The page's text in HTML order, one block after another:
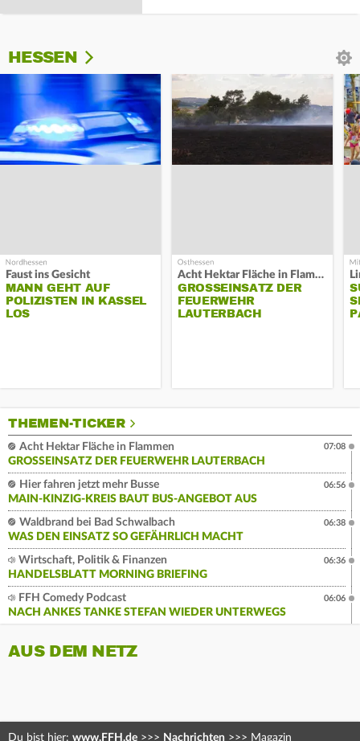
HESSEN
Faust ins Gesicht
MANN GEHT AUF
POLIZISTEN IN KASSEL
LOS
Acht Hektar Fläche in Flammen
GROSSEINSATZ DER F
EUERWEHR L
AUTERBACH
THEMEN-TICKER
Acht Hektar Fläche in Flammen
GROSSEINSATZ DER FEUERWEHR LAUTERBACH
07:08
Hier fahren jetzt mehr Busse
MAIN-KINZIG-KREIS BAUT BUS-ANGEBOT AUS
06:56
Waldbrand bei Bad Schwalbach
WAS DEN EINSATZ SO GEFÄHRLICH MACHT
06:38
Wirtschaft, Politik & Finanzen
HANDELSBLATT MORNING BRIEFING
06:36
FFH Comedy Podcast
NACH ANKES TANKE STEFAN WIEDER UNTERWEGS
06:06
AUS DEM NETZ
Du bist hier: www.FFH.de >>> Nachrichten >>> Magazin